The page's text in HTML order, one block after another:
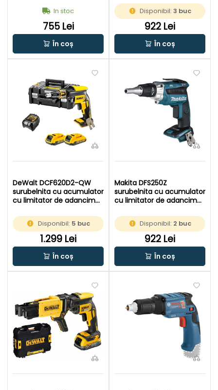
acumulator si incarcator |
In stoc
755 Lei
În coș
acumulator si incarcator |
In cutie de carton original
Disponibil:3 buc
922 Lei
În coș
DeWalt DCF620D2-QW
surubelnita cu acumulator
cu limitator de adancime
acumulatori + incarcator |
In TSTAKDisponibil: 5 buc
1.299 Lei
În coș
Makita DFS250Z
surubelnita cu acumulator
cu limitator de adancime
acumulator si incarcator |
In cutie de carton original
Disponibil: 2 buc
922 Lei
În coș